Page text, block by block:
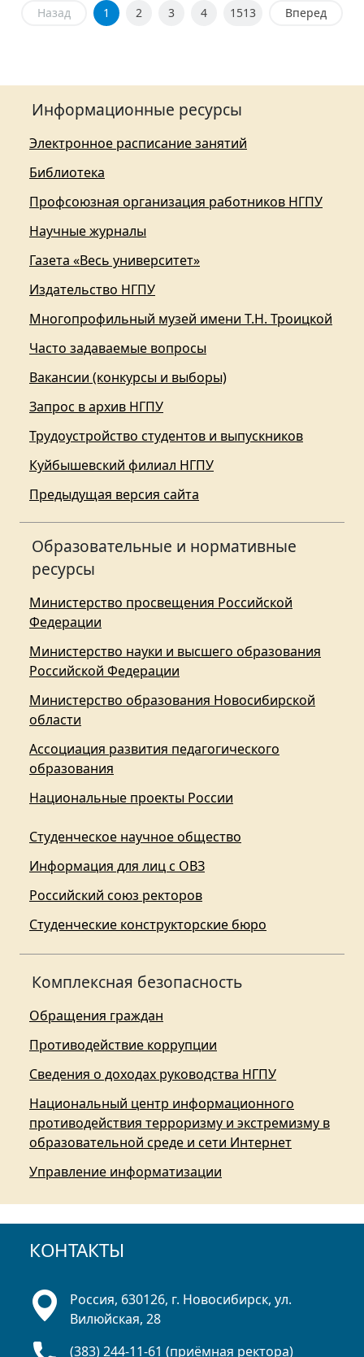
Назад 1 2 3 4 1513 Вперед
Информационные ресурсы
Электронное расписание занятий
Библиотека
Профсоюзная организация работников НГПУ
Научные журналы
Газета «Весь университет»
Издательство НГПУ
Многопрофильный музей имени Т.Н. Троицкой
Часто задаваемые вопросы
Вакансии (конкурсы и выборы)
Запрос в архив НГПУ
Трудоустройство студентов и выпускников
Куйбышевский филиал НГПУ
Предыдущая версия сайта
Образовательные и нормативные
ресурсы
Министерство просвещения Российской
Федерации
Министерство науки и высшего образования
Российской Федерации
Министерство образования Новосибирской
области
Ассоциация развития педагогического
образования
Национальные проекты России
Студенческое научное общество
Информация для лиц с ОВЗ
Российский союз ректоров
Студенческие конструкторские бюро
Комплексная безопасность
Обращения граждан
Противодействие коррупции
Сведения о доходах руководства НГПУ
Национальный центр информационного
противодействия терроризму и экстремизму в
образовательной среде и сети Интернет
Управление информатизации
КОНТАКТЫ
Россия, 630126, г. Новосибирск, ул.
Вилюйская, 28
(383) 244-11-61 (приёмная ректора)